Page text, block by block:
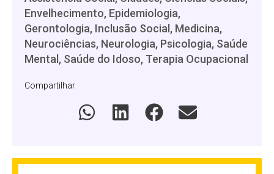
Envelhecimento, Epidemiologia,
Gerontologia, Inclusão Social, Medicina,
Neurociências, Neurologia, Psicologia, Saúde
Mental, Saúde do Idoso, Terapia Ocupacional
Compartilhar